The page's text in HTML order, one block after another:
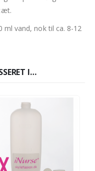
ml vand, nok til ca. 8-12
I…